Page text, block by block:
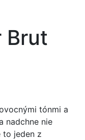
Brut
tónmi a
nadchne nie
to jeden z